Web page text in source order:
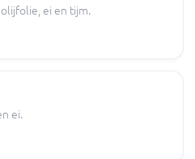
olijfolie, ei en tijm.
ei.